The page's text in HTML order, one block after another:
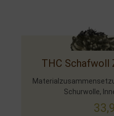
THC Schafwoll
Schurwolle,